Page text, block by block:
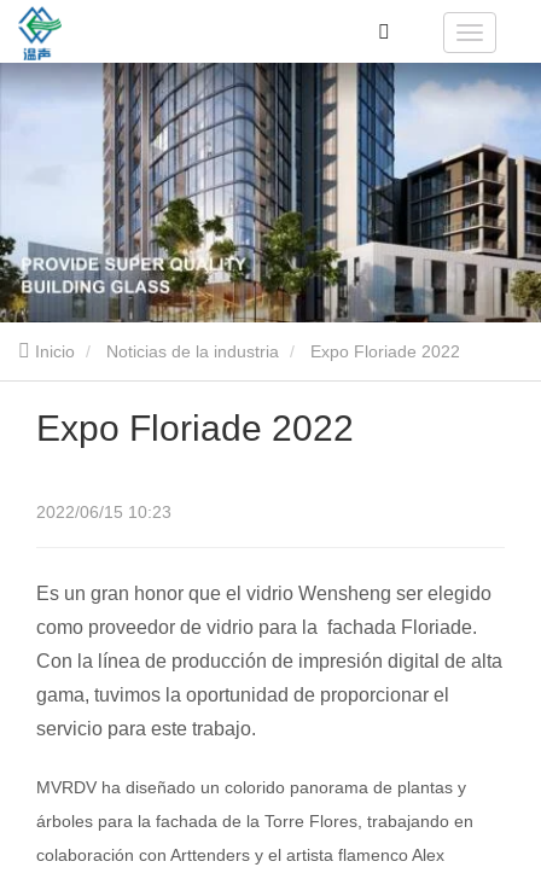
Inicio Noticias de la industria Expo Floriade 2022
Expo Floriade 2022
2022/06/15 10:23
Es un gran honor que el vidrio Wensheng ser elegido
como proveedor de vidrio para la fachada Floriade.
Con la línea de producción de impresión digital de alta
gama, tuvimos la oportunidad de proporcionar el
servicio para este trabajo.
MVRDV ha diseñado un colorido panorama de plantas y
árboles para la fachada de la Torre Flores, trabajando en
colaboración con Arttenders y el artista flamenco Alex